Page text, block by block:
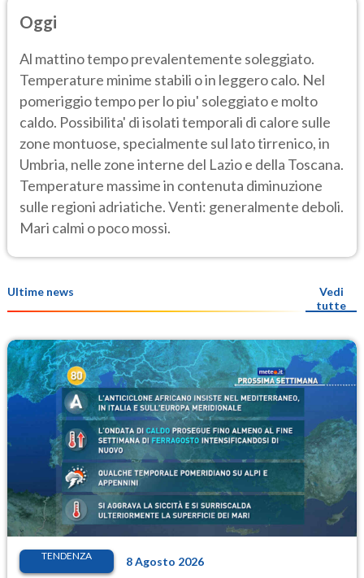
Oggi
Al mattino tempo prevalentemente soleggiato.
Temperature minime stabili o in leggero calo. Nel
pomeriggio tempo per lo piu' soleggiato e molto
caldo. Possibilita' di isolati temporali di calore sulle
zone montuose, specialmente sul lato tirrenico, in
Umbria, nelle zone interne del Lazio e della Toscana.
Temperature massime in contenuta diminuzione
sulle regioni adriatiche. Venti: generalmente deboli.
Mari calmi o poco mossi.
Ultime news
Vedi
tutte
TENDENZA 8 Agosto 2026